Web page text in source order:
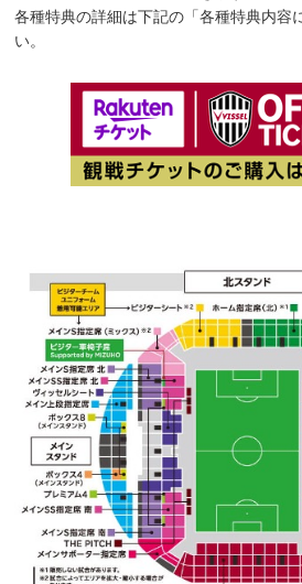
各種特典の詳細は下記の「各種特典内容
い。